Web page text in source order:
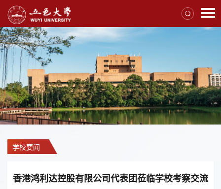
学校要闻
香港鸿利达控股有限公司代表团莅临学校考察交流